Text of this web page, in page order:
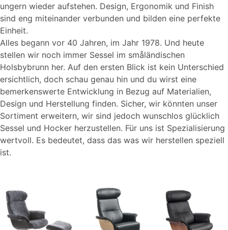
ungern wieder aufstehen. Design, Ergonomik und Finish
sind eng miteinander verbunden und bilden eine perfekte
Einheit.
Alles begann vor 40 Jahren, im Jahr 1978. Und heute
stellen wir noch immer Sessel im småländischen
Holsbybrunn her. Auf den ersten Blick ist kein Unterschied
ersichtlich, doch schau genau hin und du wirst eine
bemerkenswerte Entwicklung in Bezug auf Materialien,
Design und Herstellung finden. Sicher, wir könnten unser
Sortiment erweitern, wir sind jedoch wunschlos glücklich
Sessel und Hocker herzustellen. Für uns ist Spezialisierung
wertvoll. Es bedeutet, dass das was wir herstellen speziell
ist.